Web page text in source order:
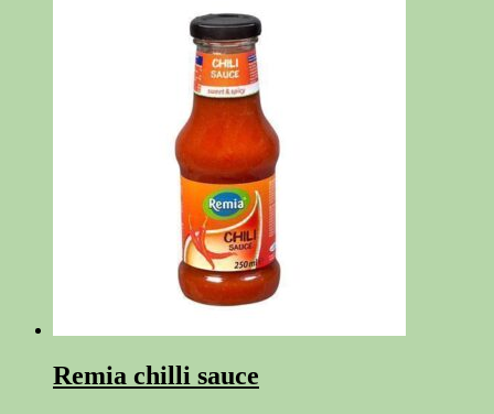
Remia chilli sauce